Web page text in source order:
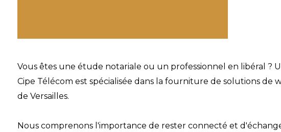
Vous êtes une étude notariale ou un professionnel en libéral ?
Cipe Télécom est spécialisée dans la fourniture de solutions de
de Versailles.
Nous comprenons l'importance de rester connecté et